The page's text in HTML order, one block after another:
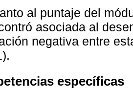
al puntaje del
asociada al
negativa entre
específicas